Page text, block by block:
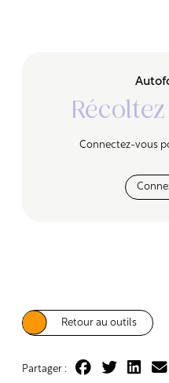
Connectez-vous
Retour au outils
Partager :